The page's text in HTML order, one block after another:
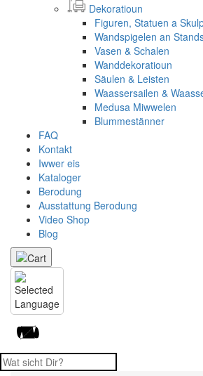
Dekoratioun
Figuren, Statuen a
Wandspigelen an
Vasen & Schalen
Wanddekoratioun
Säulen & Leisten
Waassersailen &
Medusa Miwwelen
Blummestänner
FAQ
Kontakt
Iwwer eis
Kataloger
Berodung
Ausstattung Berodung
Video Shop
Blog